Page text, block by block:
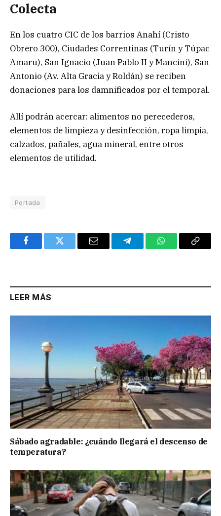
Colecta
En los cuatro CIC de los barrios Anahí (Cristo
Obrero 300), Ciudades Correntinas (Turín y Túpac
Amaru), San Ignacio (Juan Pablo II y Mancini), San
Antonio (Av. Alta Gracia y Roldán) se reciben
donaciones para los damnificados por el temporal.
Allí podrán acercar: alimentos no perecederos,
elementos de limpieza y desinfección, ropa limpia,
calzados, pañales, agua mineral, entre otros
elementos de utilidad.
Portada
FacebookTwitter Email TelegramWhatsAppCopy
LEER MÁS
Sábado agradable: ¿cuándo llegará el descenso de
temperatura?